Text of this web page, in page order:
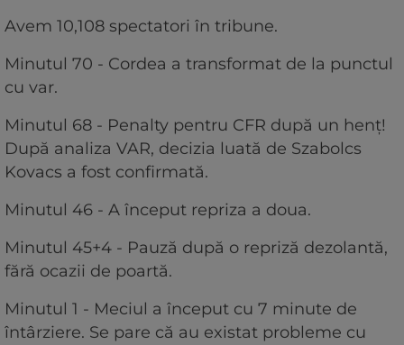
Avem 10,108 spectatori în tribune.
Minutul 70 - Cordea a transformat de la punctul
cu var.
Minutul 68 - Penalty pentru CFR după un henț!
După analiza VAR, decizia luată de Szabolcs
Kovacs a fost confirmată.
Minutul 46 - A început repriza a doua.
Minutul 45+4 - Pauză după o repriză dezolantă,
fără ocazii de poartă.
Minutul 1 - Meciul a început cu 7 minute de
întârziere. Se pare că au existat probleme cu